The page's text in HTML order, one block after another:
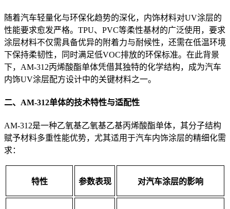
随着汽车轻量化与环保化趋势的深化，内饰材料对UV涂层的
性能要求愈发严格。TPU、PVC等柔性基材的广泛使用，要求
涂层材料不仅需具备优异的附着力与耐候性，还需在低温环境
下保持柔韧性，同时满足低VOC排放的环保标准。在此背景
下，AM-312丙烯酸酯单体凭借其独特的化学结构，成为汽车
内饰UV涂层配方设计中的关键材料之一。
二、AM-312单体的技术特性与适配性
AM-312是一种乙氧基乙氧基乙基丙烯酸酯单体，其分子结构
赋予材料多重性能优势，尤其适用于汽车内饰涂层的精细化需
求：
特性 参数表现 对汽车涂层的影响